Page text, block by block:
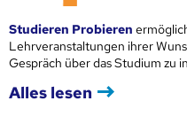
Studieren Probieren
Lehrveranstaltungen ihrer
Gespräch über das Studium zu
Alles lesen